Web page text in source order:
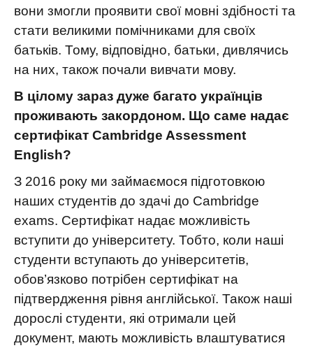
вони змогли проявити свої мовні здібності та
стати великими помічниками для своїх
батьків. Тому, відповідно, батьки, дивлячись
на них, також почали вивчати мову.
В цілому зараз дуже багато українців
проживають закордоном. Що саме надає
сертифікат Cambridge Assessment
English?
З 2016 року ми займаємося підготовкою
наших студентів до здачі до Cambridge
exams. Сертифікат надає можливість
вступити до університету. Тобто, коли наші
студенти вступають до університетів,
обов’язково потрібен сертифікат на
підтвердження рівня англійської. Також наші
дорослі студенти, які отримали цей
документ, мають можливість влаштуватися